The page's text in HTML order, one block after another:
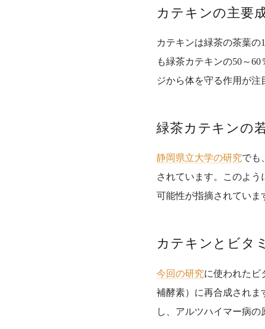
カテキンの主要
カテキンは緑茶の茶葉
も緑茶カテキンの50～60
ジから体を守る作用が注
緑茶カテキンの
静岡県立大学の研究でも
されています。
このよう
可能性が指摘されていま
カテキンとビタ
今回の研究に使われたビ
補酵素）に再合成されま
し、アルツハイマー病の